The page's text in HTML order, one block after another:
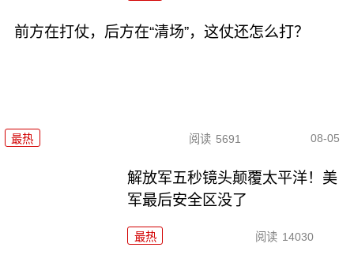
前方在打仗，后方在“清场”，这仗还怎么打？
最热 阅读 5691 08-05
解放军五秒镜头颠覆太平洋！美
军最后安全区没了
最热 阅读 14030